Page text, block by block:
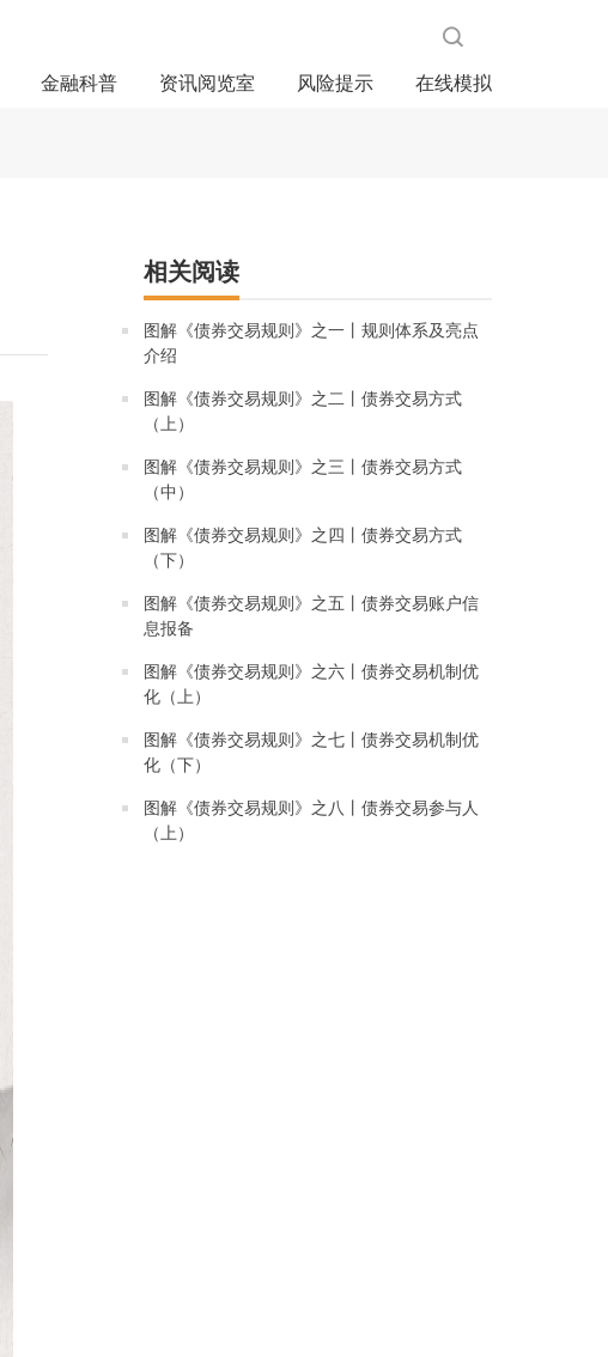
金融科普 资讯阅览室 风险提示 在线模拟
相关阅读
图解《债券交易规则》之一丨规则体系及亮点
介绍
图解《债券交易规则》之二丨债券交易方式
（上）
图解《债券交易规则》之三丨债券交易方式
（中）
图解《债券交易规则》之四丨债券交易方式
（下）
图解《债券交易规则》之五丨债券交易账户信
息报备
图解《债券交易规则》之六丨债券交易机制优
化（上）
图解《债券交易规则》之七丨债券交易机制优
化（下）
图解《债券交易规则》之八丨债券交易参与人
（上）